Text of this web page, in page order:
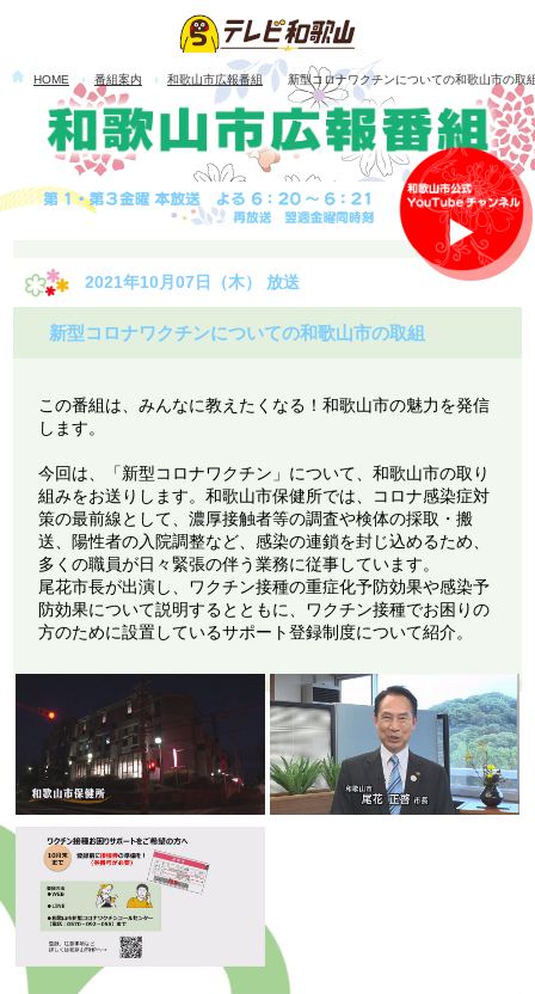
HOME 番組案内 和歌山市広報番組 新型コロナワクチンについての和歌山市の取
2021年10月07日（木） 放送
新型コロナワクチンについての和歌山市の取組
この番組は、みんなに教えたくなる！和歌山市の魅力を発信
します。
今回は、「新型コロナワクチン」について、和歌山市の取り
組みをお送りします。和歌山市保健所では、コロナ感染症対
策の最前線として、濃厚接触者等の調査や検体の採取・搬
送、陽性者の入院調整など、感染の連鎖を封じ込めるため、
多くの職員が日々緊張の伴う業務に従事しています。
尾花市長が出演し、ワクチン接種の重症化予防効果や感染予
防効果について説明するとともに、ワクチン接種でお困りの
方のために設置しているサポート登録制度について紹介。